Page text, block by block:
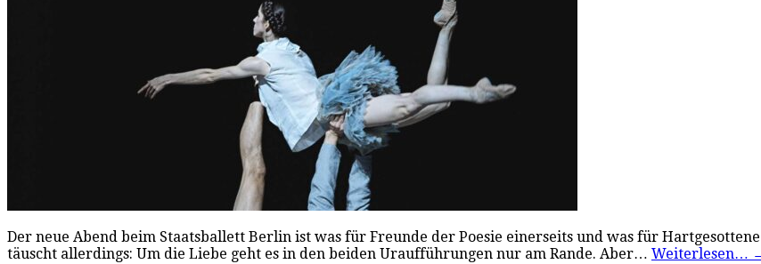
Der neue Abend beim Staatsballett Berlin ist was für Freunde der Poesie einerseits und was für
täuscht allerdings: Um die Liebe geht es in den beiden Uraufführungen nur am Rande. Aber… Weiterlesen…